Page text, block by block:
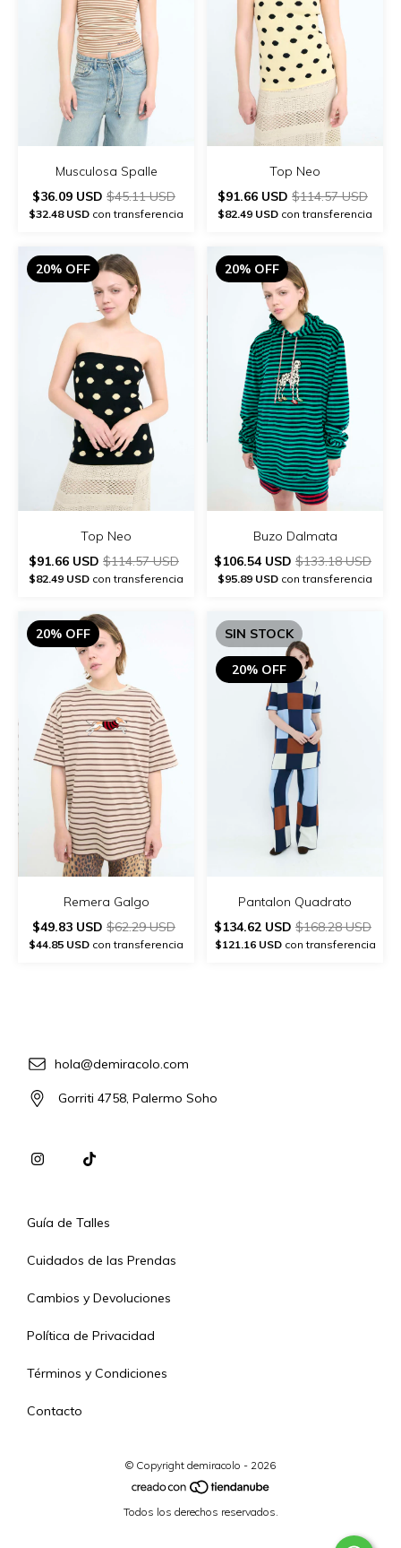
Musculosa Spalle
$36.09 USD $45.11 USD
$32.48 USD con transferencia
Top Neo
$91.66 USD $114.57 USD
$82.49 USD con transferencia
20% OFF
Top Neo
$91.66 USD $114.57 USD
$82.49 USD con transferencia
20% OFF
Buzo Dalmata
$106.54 USD $133.18 USD
$95.89 USD con transferencia
20% OFF
Remera Galgo
$49.83 USD $62.29 USD
$44.85 USD con transferencia
SIN STOCK
20% OFF
Pantalon Quadrato
$134.62 USD $168.28 USD
$121.16 USDcon transferencia
hola@demiracolo.com
Gorriti 4758, Palermo Soho
Guía de Talles
Cuidados de las Prendas
Cambios y Devoluciones
Política de Privacidad
Términos y Condiciones
Contacto
© Copyright demiracolo - 2026
Todos los derechos reservados.